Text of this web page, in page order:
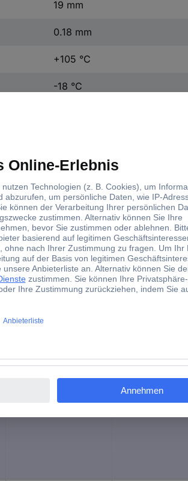
19 mm
0.18 mm
+105 °C
-18 °C
No. 328
No.328/0.18-19-20/VT
1 St.
(L x B) 20 m x 19 mm
0.18 mm
(L x B) 20 m x 19 mm